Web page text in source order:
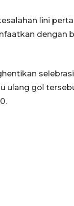
lini
dengan
ulang gol